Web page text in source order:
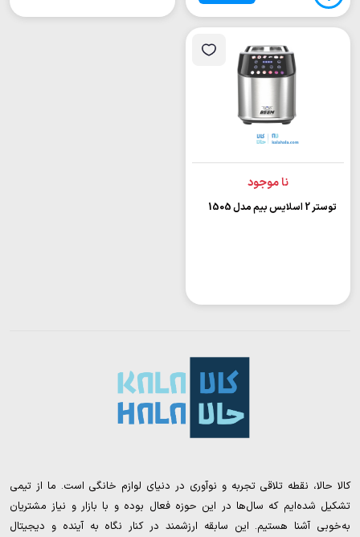
نا موجود
توستر 2 اسلایس بیم مدل 1505
کالا حالا، نقطه تلاقی تجربه و نوآوری در دنیای لوازم خانگی است. ما از تیمی
تشکیل شده‌ایم که سال‌ها در این حوزه فعال بوده و با بازار و نیاز مشتریان
به‌خوبی آشنا هستیم. این سابقه ارزشمند در کنار نگاه به آینده و دیجیتال